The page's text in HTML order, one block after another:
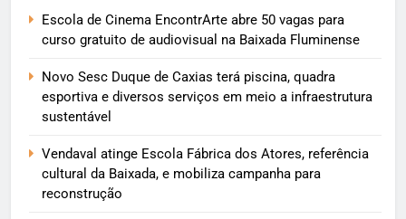
Escola de Cinema EncontrArte abre 50 vagas para
curso gratuito de audiovisual na Baixada Fluminense
Novo Sesc Duque de Caxias terá piscina, quadra
esportiva e diversos serviços em meio a infraestrutura
sustentável
Vendaval atinge Escola Fábrica dos Atores, referência
cultural da Baixada, e mobiliza campanha para
reconstrução